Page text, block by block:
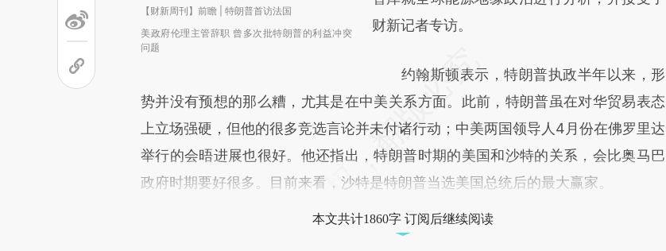
【财新周刊】前瞻 | 特朗普首访法国
美政府伦理主管辞职 曾多次批特朗普的利益冲突
问题
财新记者专访。
约翰斯顿表示，特朗普执政半年以来，形
势并没有预想的那么糟，尤其是在中美关系方面。此前，特朗普虽在对华贸易表态
上立场强硬，但他的很多竞选言论并未付诸行动；中美两国领导人4月份在佛罗里达
举行的会晤进展也很好。他还指出，特朗普时期的美国和沙特的关系，会比奥马巴
政府时期要好很多。目前来看，沙特是特朗普当选美国总统后的最大赢家。
本文共计1860字 订阅后继续阅读